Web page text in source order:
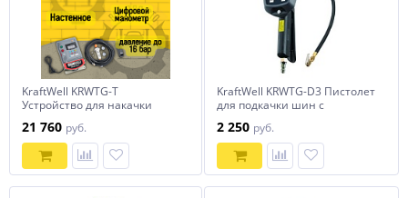
KraftWell KRWTG-T
Устройство для накачки
21 760 руб.
KraftWell KRWTG-D3 Пистолет
для подкачки шин с
2 250 руб.